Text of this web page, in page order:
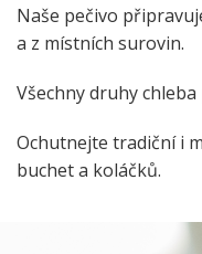
Naše pečivo
a z místních surovin.
Všechny druhy
Ochutnejte tradiční i
buchet a koláčků.